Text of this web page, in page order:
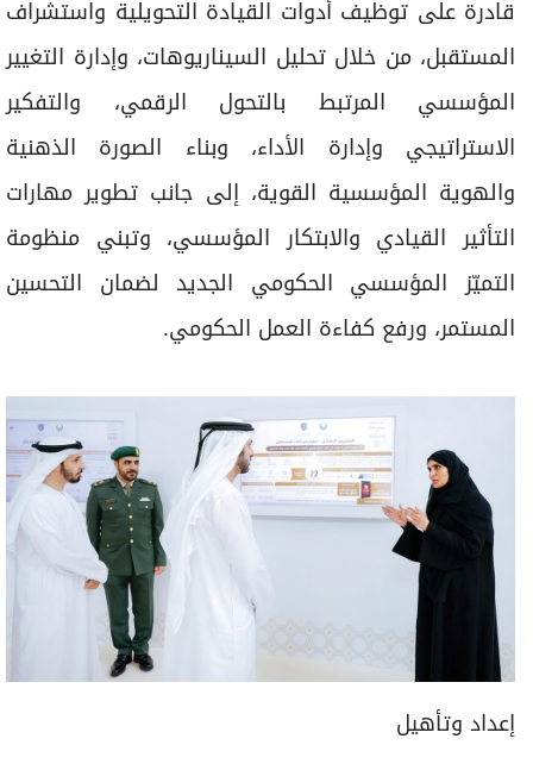
قادرة على توظيف أدوات القيادة التحويلية واستشراف
المستقبل، من خلال تحليل السيناريوهات، وإدارة التغيير
المؤسسي المرتبط بالتحول الرقمي، والتفكير
الاستراتيجي وإدارة الأداء، وبناء الصورة الذهنية
والهوية المؤسسية القوية، إلى جانب تطوير مهارات
التأثير القيادي والابتكار المؤسسي، وتبني منظومة
التميّز المؤسسي الحكومي الجديد لضمان التحسين
المستمر، ورفع كفاءة العمل الحكومي.
إعداد وتأهيل